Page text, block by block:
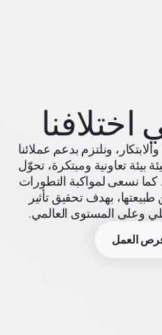
اختلافنا
ونلتزم بدعم عملائنا
بيئة تعاونية ومبتكرة، تحوّل
نسعى لمواكبة التطورات
بهدف تحقيق تأثير
وعلى المستوى العالمي.
العمل